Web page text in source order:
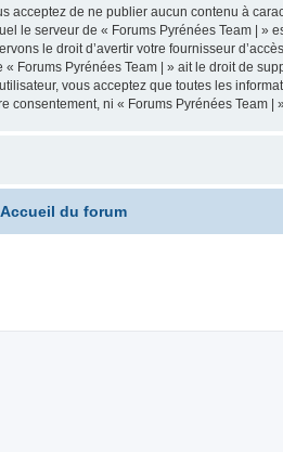
acceptez de ne publier aucun contenu à
le serveur de « Forums Pyrénées Team | »
le droit d’avertir votre fournisseur
« Forums Pyrénées Team | » ait le droit de
vous acceptez que toutes les
consentement, ni « Forums Pyrénées Team
Accueil du forum